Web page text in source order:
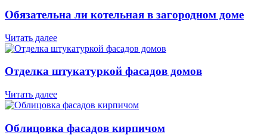
Обязательна ли котельная в загородном доме
Читать далее
Отделка штукатуркой фасадов домов
Читать далее
Облицовка фасадов кирпичом